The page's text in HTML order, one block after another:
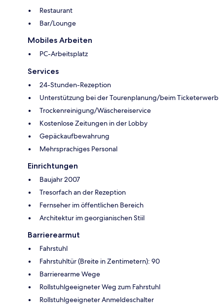
Restaurant
Bar/Lounge
Mobiles Arbeiten
PC-Arbeitsplatz
Services
24-Stunden-Rezeption
Unterstützung bei der Tourenplanung/beim Ticketerwerb
Trockenreinigung/Wäschereiservice
Kostenlose Zeitungen in der Lobby
Gepäckaufbewahrung
Mehrsprachiges Personal
Einrichtungen
Baujahr 2007
Tresorfach an der Rezeption
Fernseher im öffentlichen Bereich
Architektur im georgianischen Stiil
Barrierearmut
Fahrstuhl
Fahrstuhltür (Breite in Zentimetern): 90
Barrierearme Wege
Rollstuhlgeeigneter Weg zum Fahrstuhl
Rollstuhlgeeigneter Anmeldeschalter